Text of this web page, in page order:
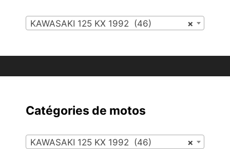
×
KAWASAKI 125 KX 1992 (46)
Catégories de motos
×
KAWASAKI 125 KX 1992 (46)